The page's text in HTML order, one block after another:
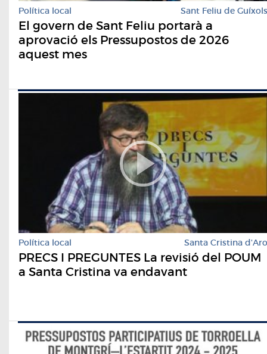
Política local Sant Feliu de Guíxols
El govern de Sant Feliu portarà a
aprovació els Pressupostos de 2026
aquest mes
Política local Santa Cristina d'Aro
PRECS I PREGUNTES La revisió del POUM
a Santa Cristina va endavant